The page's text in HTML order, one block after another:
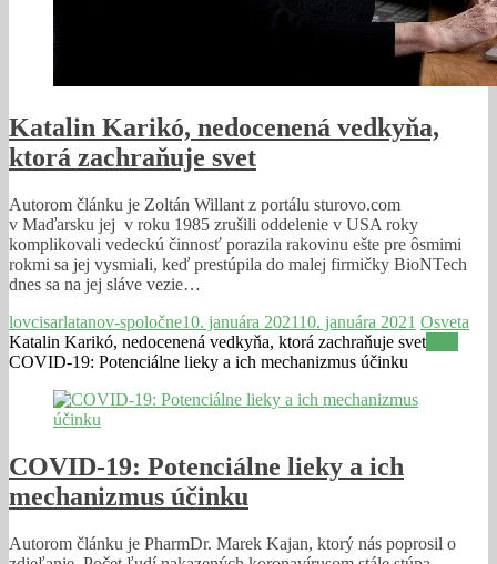
Katalin Karikó, nedocenená vedkyňa,
ktorá zachraňuje svet
Autorom článku je Zoltán Willant z portálu sturovo.com
v Maďarsku jej v roku 1985 zrušili oddelenie v USA roky
komplikovali vedeckú činnosť porazila rakovinu ešte pre ôsmimi
rokmi sa jej vysmiali, keď prestúpila do malej firmičky BioNTech
dnes sa na jej sláve vezie…
lovcisarlatanov-spoločne10. januára 202110. januára 2021 Osveta
Katalin Karikó, nedocenená vedkyňa, ktorá zachraňuje svet
COVID-19: Potenciálne lieky a ich mechanizmus účinku
COVID-19: Potenciálne lieky a ich
mechanizmus účinku
Autorom článku je PharmDr. Marek Kajan, ktorý nás poprosil o